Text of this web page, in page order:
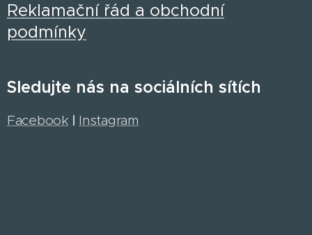
Reklamační řád a obchodní
podmínky
Sledujte nás na sociálních sítích
Facebook| Instagram